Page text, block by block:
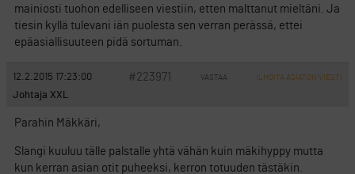
mainiosti tuohon edelliseen viestiin, etten malttanut mieltäni. Ja
tiesin kyllä tulevani iän puolesta sen verran perässä, ettei
epäasiallisuuteen pidä sortuman.
12.2.2015 17:23:00 #223971 VASTAA ILMOITA ASIATON VIESTI
Johtaja XXL
Parahin Mäkkäri,
Slangi kuuluu tälle palstalle yhtä vähän kuin mäkihyppy mutta
kun kerran asian otit puheeksi, kerron totuuden tästäkin.